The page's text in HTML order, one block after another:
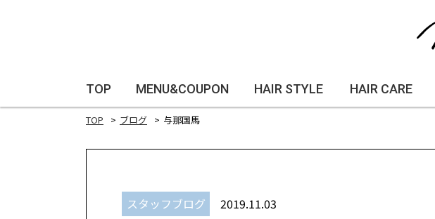
TOP MENU&COUPON HAIR STYLE HAIR CARE
TOP ブログ 与那国馬
スタッフブログ 2019.11.03